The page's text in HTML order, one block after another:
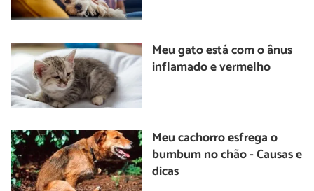
Meu gato está com o ânus
inflamado e vermelho
Meu cachorro esfrega o
bumbum no chão - Causas e
dicas